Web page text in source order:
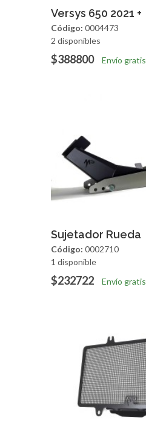
Agregar
Versys 650 2021 +
Código: 0004473
2 disponibles
$388800 Envío gratis
Agregar
Sujetador Rueda
Código: 0002710
1 disponible
$232722 Envío gratis